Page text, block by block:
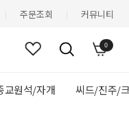
주문조회 커뮤니티
0
교원석/자개 씨드/진주/